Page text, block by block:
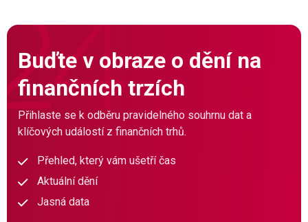
Buďte v obraze o dění na
finančních trzích
Přihlaste se k odběru pravidelného souhrnu dat a
klíčových událostí z finančních trhů.
Přehled, který vám ušetří čas
Aktuální dění
Jasná data